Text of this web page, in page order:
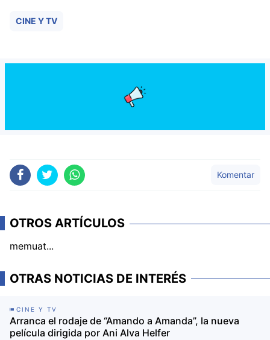
CINE Y TV
Komentar
OTROS ARTÍCULOS
memuat...
OTRAS NOTICIAS DE INTERÉS
CINE Y TV
Arranca el rodaje de “Amando a Amanda”, la nueva
película dirigida por Ani Alva Helfer